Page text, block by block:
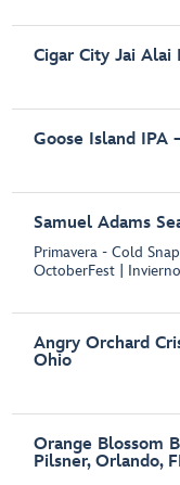
Cigar City Jai Alai
Goose Island IPA
Samuel Adams
Primavera - Cold
OctoberFest |
Angry Orchard
Ohio
Orange Blossom
Pilsner, Orlando,